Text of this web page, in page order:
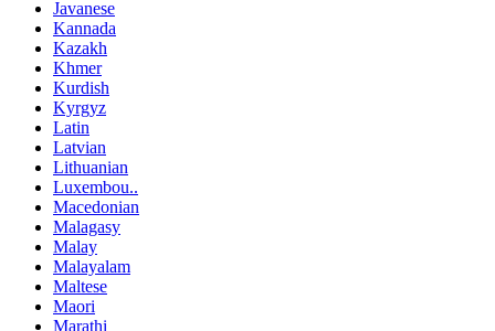
Javanese
Kannada
Kazakh
Khmer
Kurdish
Kyrgyz
Latin
Latvian
Lithuanian
Luxembou..
Macedonian
Malagasy
Malay
Malayalam
Maltese
Maori
Marathi